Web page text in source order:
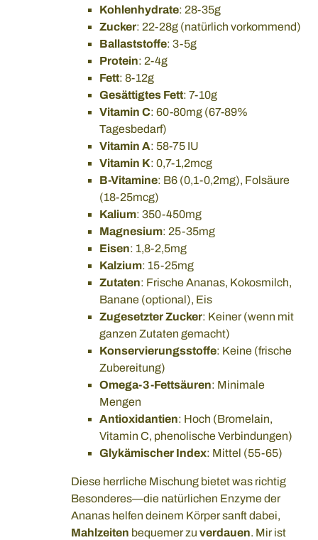
Kohlenhydrate: 28-35g
Zucker: 22-28g (natürlich vorkommend)
Ballaststoffe: 3-5g
Protein: 2-4g
Fett: 8-12g
Gesättigtes Fett: 7-10g
Vitamin C: 60-80mg (67-89%
Tagesbedarf)
Vitamin A: 58-75 IU
Vitamin K: 0,7-1,2mcg
B-Vitamine: B6 (0,1-0,2mg), Folsäure
(18-25mcg)
Kalium: 350-450mg
Magnesium: 25-35mg
Eisen: 1,8-2,5mg
Kalzium: 15-25mg
Zutaten: Frische Ananas, Kokosmilch,
Banane (optional), Eis
Zugesetzter Zucker: Keiner (wenn mit
ganzen Zutaten gemacht)
Konservierungsstoffe: Keine (frische
Zubereitung)
Omega-3-Fettsäuren: Minimale
Mengen
Antioxidantien: Hoch (Bromelain,
Vitamin C, phenolische Verbindungen)
Glykämischer Index: Mittel (55-65)
Diese herrliche Mischung bietet was richtig
Besonderes—die natürlichen Enzyme der
Ananas helfen deinem Körper sanft dabei,
Mahlzeiten bequemer zu verdauen. Mir ist